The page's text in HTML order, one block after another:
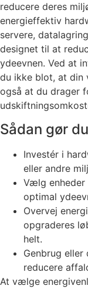
reducere deres
energieffektiv
servere,
designet til at
ydeevnen. Ved at
du ikke blot, at din
også at du drager
Sådan gør
Investér i
eller andre
Vælg enheder
optimal
Overvej
opgraderes
helt.
Genbrug
reducere
At vælge